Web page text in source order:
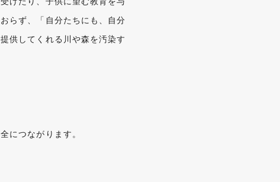
らず、「自分たちにも、自分
供してくれる川や森を汚染す
につながります。